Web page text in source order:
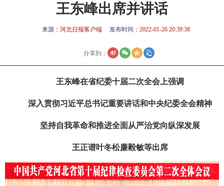
王东峰出席并讲话
来源： 河北日报客户端 发布时间： 2022-01-26 20:39:38
分享到：
王东峰在省纪委十届二次全会上强调
深入贯彻习近平总书记重要讲话和中央纪委全会精神
坚持自我革命和推进全面从严治党向纵深发展
王正谱叶冬松廉毅敏等出席